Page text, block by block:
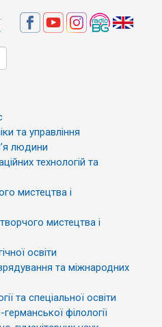
та управління
людини
технологій та
мистецтва і
мистецтва і
освіти
та міжнародних
та спеціальної освіти
філології